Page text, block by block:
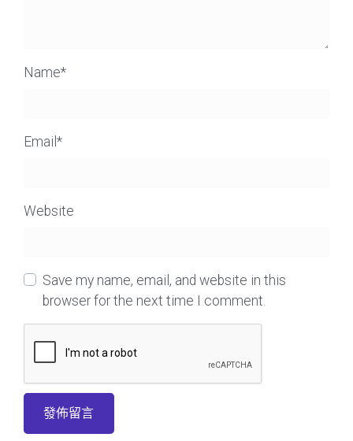
Name*
Email *
Website
Save my name, email, and website in this
browser for the next time I comment.